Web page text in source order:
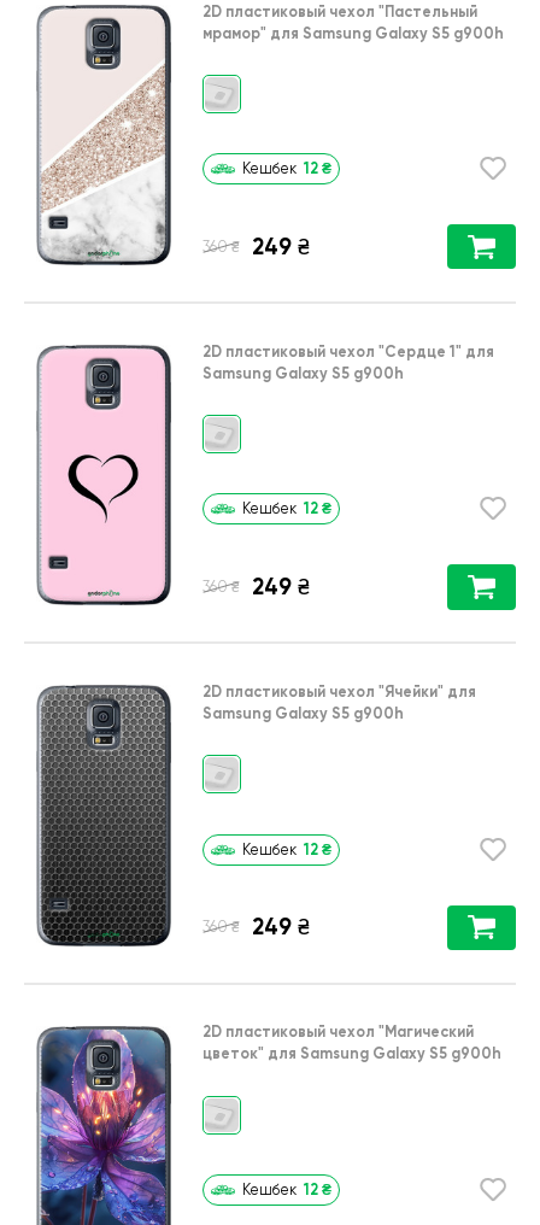
2D пластиковый чехол "Пастельный
мрамор" для Samsung Galaxy S5 g900h
Кешбек 12 ₴
360 ₴ 249 ₴
2D пластиковый чехол "Сердце 1" для
Samsung Galaxy S5 g900h
Кешбек 12 ₴
360 ₴ 249 ₴
2D пластиковый чехол "Ячейки" для
Samsung Galaxy S5 g900h
Кешбек 12 ₴
360 ₴ 249 ₴
2D пластиковый чехол "Магический
цветок" для Samsung Galaxy S5 g900h
Кешбек 12 ₴